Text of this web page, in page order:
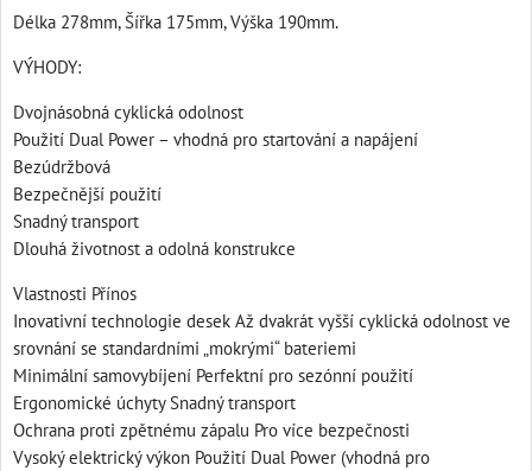
Délka 278mm, Šířka 175mm, Výška 190mm.
VÝHODY:
Dvojnásobná cyklická odolnost
Použití Dual Power – vhodná pro startování a napájení
Bezúdržbová
Bezpečnější použití
Snadný transport
Dlouhá životnost a odolná konstrukce
Vlastnosti Přínos
Inovativní technologie desek Až dvakrát vyšší cyklická odolnost ve
srovnání se standardními „mokrými“ bateriemi
Minimální samovybíjení Perfektní pro sezónní použití
Ergonomické úchyty Snadný transport
Ochrana proti zpětnému zápalu Pro více bezpečnosti
Vysoký elektrický výkon Použití Dual Power (vhodná pro